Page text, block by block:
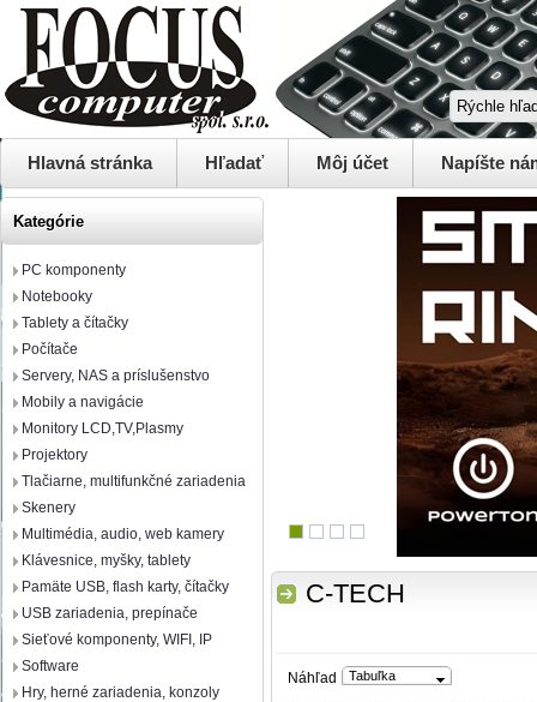
Hlavná stránka Hľadať Môj účet Napíšte
Kategórie
PC komponenty
Notebooky
Tablety a čítačky
Počítače
Servery, NAS a príslušenstvo
Mobily a navigácie
Monitory LCD,TV,Plasmy
Projektory
Tlačiarne, multifunkčné zariadenia
Skenery
Multimédia, audio, web kamery
Klávesnice, myšky, tablety
Pamäte USB, flash karty, čítačky
USB zariadenia, prepínače
Sieťové komponenty, WIFI, IP
Software
Hry, herné zariadenia, konzoly
C-TECH
Náhľad Tabuľka